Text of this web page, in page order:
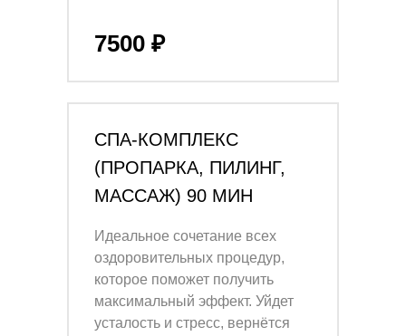
7500 ₽
СПА-КОМПЛЕКС
(ПРОПАРКА, ПИЛИНГ,
МАССАЖ) 90 МИН
Идеальное сочетание всех
оздоровительных процедур,
которое поможет получить
максимальный эффект. Уйдет
усталость и стресс, вернётся